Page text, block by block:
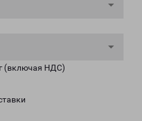
(включая НДС)